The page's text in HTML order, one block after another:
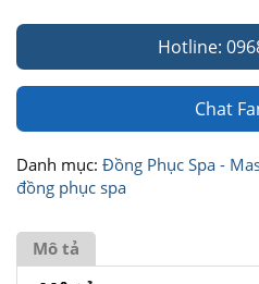
Hotline:
Chat
Danh mục: Đồng Phục Spa -
đồng phục spa
Mô tả